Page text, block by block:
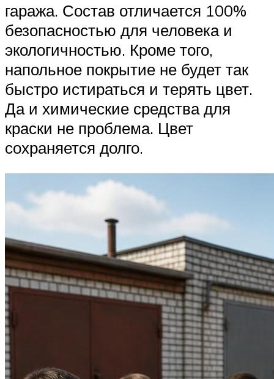
гаража. Состав отличается 100%
безопасностью для человека и
экологичностью. Кроме того,
напольное покрытие не будет так
быстро истираться и терять цвет.
Да и химические средства для
краски не проблема. Цвет
сохраняется долго.